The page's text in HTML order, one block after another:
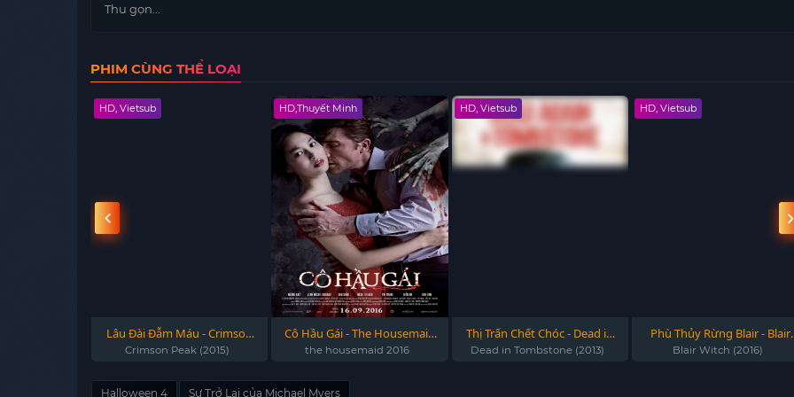
Thu gọn...
PHIM CÙNG THỂ LOẠI
HD, Vietsub
Lâu Đài Đẫm Máu - Crimson
Peak (2015)
Crimson Peak (2015)
HD,Thuyết Minh
Cô Hầu Gái - The Housemaid
2016
the housemaid 2016
HD, Vietsub
Thị Trấn Chết Chóc - Dead in
Tombstone (2013)
Dead in Tombstone (2013)
HD, Vietsub
Phù Thủy Rừng Blair - Blair
Witch (2016)
Blair Witch (2016)
Halloween 4 Sự Trở Lại của Michael Myers